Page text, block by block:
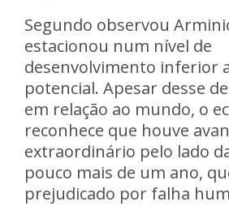
Segundo observou
estacionou num nível de
desenvolvimento inferior
potencial. Apesar desse
em relação ao mundo, o
reconhece que houve
extraordinário pelo lado
pouco mais de um ano,
prejudicado por falha